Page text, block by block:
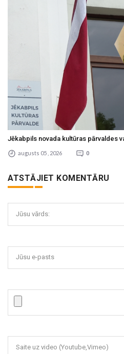
Jēkabpils novada kultūras pārvaldes
augusts 05 , 2026 0
ATSTĀJIET KOMENTĀRU
Jūsu vārds:
Jūsu e-pasts
Saite uz video (Youtube,Vimeo)